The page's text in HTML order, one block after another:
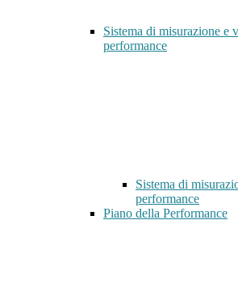
Sistema di misurazione e
performance
Sistema di
performance
Piano della Performance